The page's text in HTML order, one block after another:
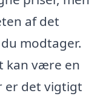
af det
modtager.
kan være en
er det vigtigt